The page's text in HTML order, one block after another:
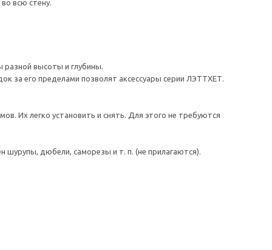
всю стену.
высоты и глубины.
за его пределами позволят аксессуары серии ЛЭТТХЕТ.
Их легко установить и снять. Для этого не требуются
дюбели, саморезы и т. п. (не прилагаются).